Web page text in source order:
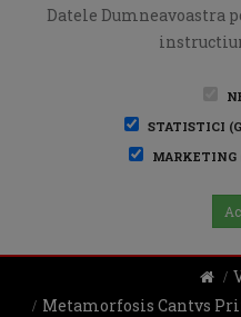
Datele Dumneavoastra
STATISTICI
MARKETING
Metamorfosis Cantvs